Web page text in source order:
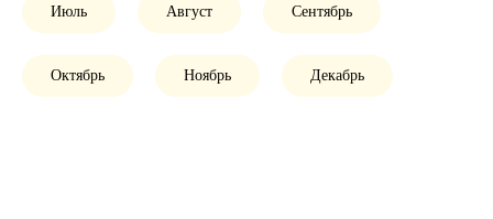
Июль Август Сентябрь
Октябрь Ноябрь Декабрь